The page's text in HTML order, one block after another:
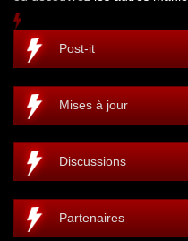
Post-it
Mises à jour
Discussions
Partenaires